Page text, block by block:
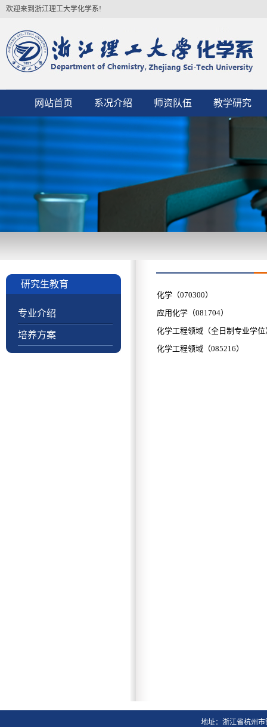
欢迎来到浙江理工大学化学系!
网站首页 系况介绍 师资队伍 教学研究
研究生教育
专业介绍
培养方案
化学（070300）
应用化学（081704）
化学工程领域（全日制专业学位
化学工程领域（085216）
地址：浙江省杭州